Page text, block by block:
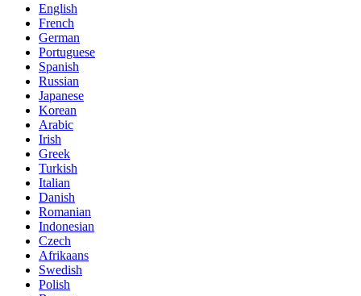
English
French
German
Portuguese
Spanish
Russian
Japanese
Korean
Arabic
Irish
Greek
Turkish
Italian
Danish
Romanian
Indonesian
Czech
Afrikaans
Swedish
Polish